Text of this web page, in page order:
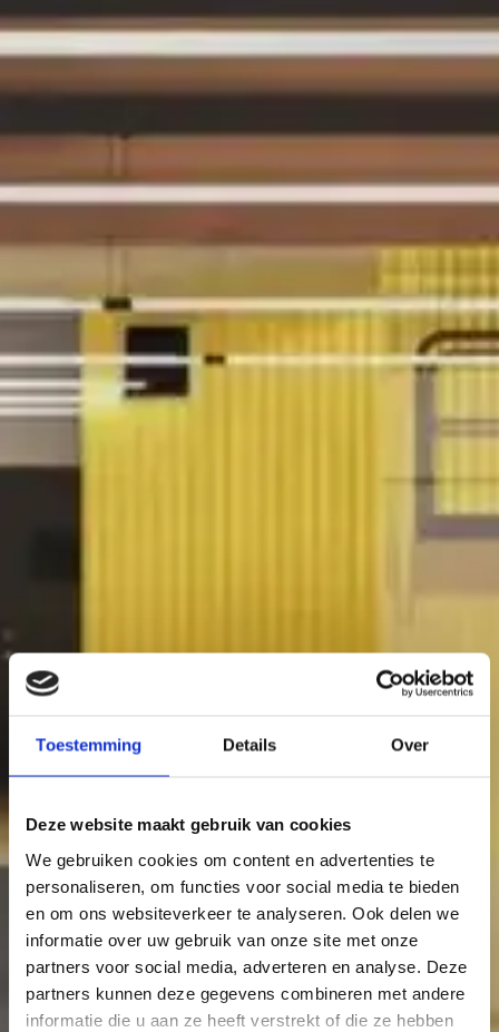
Toestemming Details Over
Deze website maakt gebruik van cookies
We gebruiken cookies om content en advertenties te
personaliseren, om functies voor social media te bieden
en om ons websiteverkeer te analyseren. Ook delen we
informatie over uw gebruik van onze site met onze
partners voor social media, adverteren en analyse. Deze
partners kunnen deze gegevens combineren met andere
informatie die u aan ze heeft verstrekt of die ze hebben